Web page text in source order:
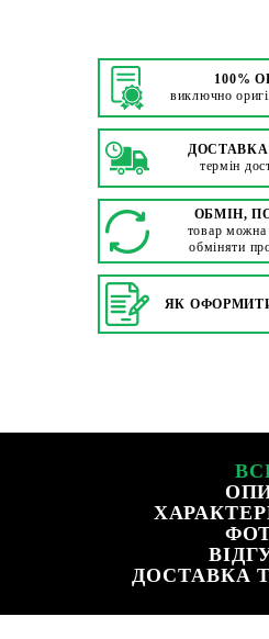
100%
виключно
ДОСТАВКА
термін
ОБМІН,
товар можна
обміняти
ЯК
ДОСТАВКА